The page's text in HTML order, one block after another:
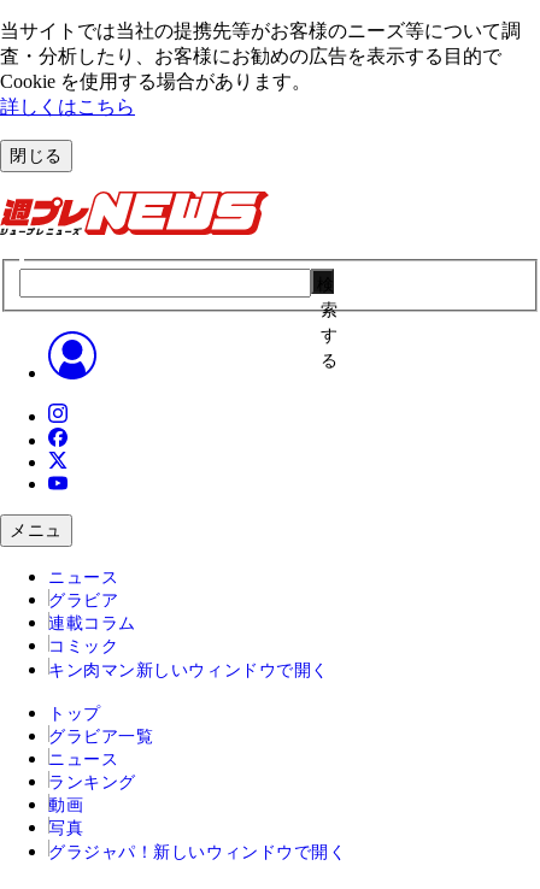
当サイトでは当社の提携先等がお客様のニーズ等について調
査・分析したり、お客様にお勧めの広告を表⽰する⽬的で
Cookie を使⽤する場合があります。
詳しくはこちら
閉じる
索
す
る
メニュ
ニュース
グラビア
連載コラム
コミック
キン肉マン 新しいウィンドウで開く
トップ
グラビア一覧
ニュース
ランキング
動画
写真
グラジャパ！ 新しいウィンドウで開く